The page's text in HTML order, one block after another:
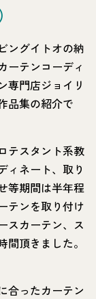
ングイトオの納
ーテンコーディ
専門店ジョイリ
品集の紹介で
テスタント系教
ィネート、取り
等期間は半年程
テンを取り付け
スカーテン、ス
頂きました。
合ったカーテン